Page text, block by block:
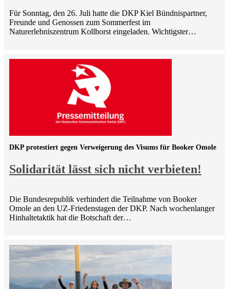
Für Sonntag, den 26. Juli hatte die DKP Kiel Bündnispartner,
Freunde und Genossen zum Sommerfest im
Naturerlebniszentrum Kollhorst eingeladen. Wichtigster…
Solidarität lässt sich nicht verbieten!
DKP protestiert gegen Verweigerung des Visums für Booker Omole
Die Bundesrepublik verhindert die Teilnahme von Booker
Omole an den UZ-Friedenstagen der DKP. Nach wochenlanger
Hinhaltetaktik hat die Botschaft der…